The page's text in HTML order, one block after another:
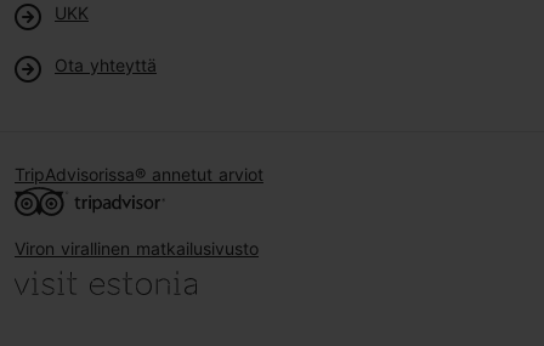
UKK
Ota yhteyttä
TripAdvisorissa® annetut arviot
Viron virallinen matkailusivusto